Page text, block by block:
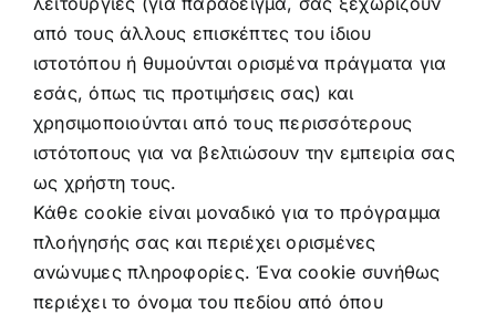
από τους άλλους επισκέπτες του ίδιου
ιστοτόπου ή θυμούνται ορισμένα πράγματα για
εσάς, όπως τις προτιμήσεις σας) και
χρησιμοποιούνται από τους περισσότερους
ιστότοπους για να βελτιώσουν την εμπειρία σας
ως χρήστη τους.
Κάθε cookie είναι μοναδικό για το πρόγραμμα
πλοήγησής σας και περιέχει ορισμένες
ανώνυμες πληροφορίες. Ένα cookie συνήθως
περιέχει το όνομα του πεδίου από όπου